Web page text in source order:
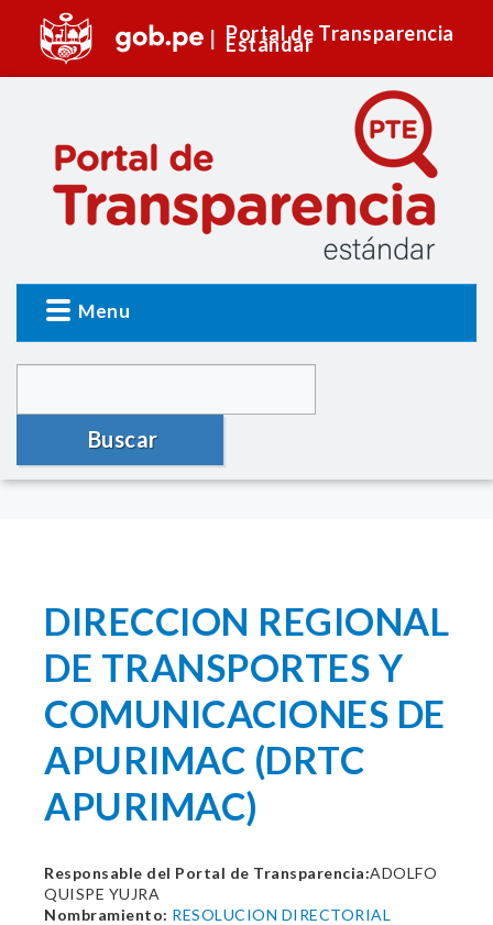
Portal de Transparencia
Estándar
Menu
Buscar
DIRECCION REGIONAL
DE TRANSPORTES Y
COMUNICACIONES DE
APURIMAC (DRTC
APURIMAC)
Responsable del Portal de Transparencia:ADOLFO
QUISPE YUJRA
Nombramiento: RESOLUCION DIRECTORIAL